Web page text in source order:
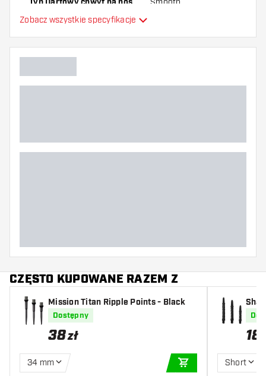
Typ Dartowy chwyt na nos Smooth
Kolor lotki
Zobacz wszystkie specyfikacje
CZĘSTO KUPOWANE RAZEM Z
Mission Titan Ripple Points - Black
Dostępny
38zł
34 mm
DODAJ DO
18
Short